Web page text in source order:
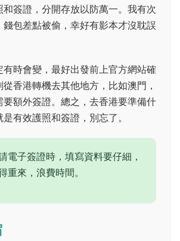
簽證，分開存放以防萬一。我有次
包差點被偷，幸好有影本才沒耽誤
時會變，最好出發前上官方網站確
香港轉機去其他地方，比如澳門，
要額外簽證。總之，去香港要準備什
有效護照和簽證，別忘了。
電子簽證時，填寫資料要仔細，
重來，浪費時間。